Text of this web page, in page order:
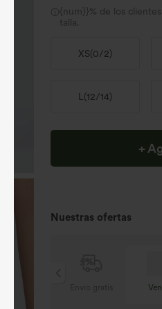
{num}}% de los
talla.
XS(0/2)
L (12/14)
+
Nuestras ofertas